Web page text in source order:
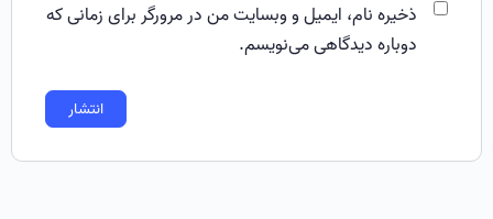
ذخیره نام، ایمیل و وبسایت من در مرورگر برای زمانی که
دوباره دیدگاهی می‌نویسم.